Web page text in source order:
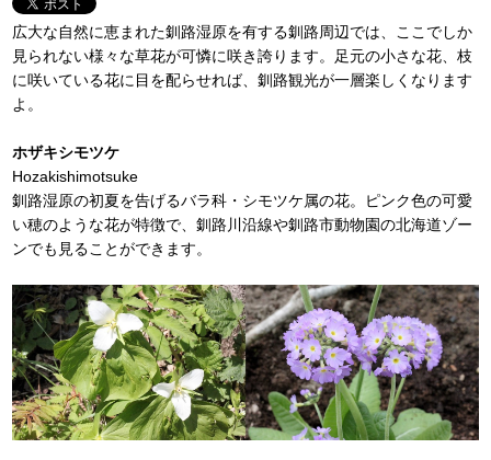
広大な自然に恵まれた釧路湿原を有する釧路周辺では、ここでしか
見られない様々な草花が可憐に咲き誇ります。足元の小さな花、枝
に咲いている花に目を配らせれば、釧路観光が一層楽しくなります
よ。
ホザキシモツケ
Hozakishimotsuke
釧路湿原の初夏を告げるバラ科・シモツケ属の花。ピンク色の可愛
い穂のような花が特徴で、釧路川沿線や釧路市動物園の北海道ゾー
ンでも見ることができます。